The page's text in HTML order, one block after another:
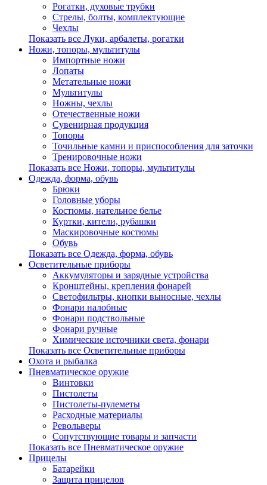
Рогатки, духовые трубки
Стрелы, болты, комплектующие
Чехлы
Показать все Луки, арбалеты, рогатки
Ножи, топоры, мультитулы
Импортные ножи
Лопаты
Метательные ножи
Мультитулы
Ножны, чехлы
Отечественные ножи
Сувенирная продукция
Топоры
Точильные камни и приспособления для заточки
Тренировочные ножи
Показать все Ножи, топоры, мультитулы
Одежда, форма, обувь
Брюки
Головные уборы
Костюмы, нательное белье
Куртки, кители, рубашки
Маскировочные костюмы
Обувь
Показать все Одежда, форма, обувь
Осветительные приборы
Аккумуляторы и зарядные устройства
Кронштейны, крепления фонарей
Светофильтры, кнопки выносные, чехлы
Фонари налобные
Фонари подствольные
Фонари ручные
Химические источники света, фонари
Показать все Осветительные приборы
Охота и рыбалка
Пневматическое оружие
Винтовки
Пистолеты
Пистолеты-пулеметы
Расходные материалы
Револьверы
Сопутствующие товары и запчасти
Показать все Пневматическое оружие
Прицелы
Батарейки
Защита прицелов